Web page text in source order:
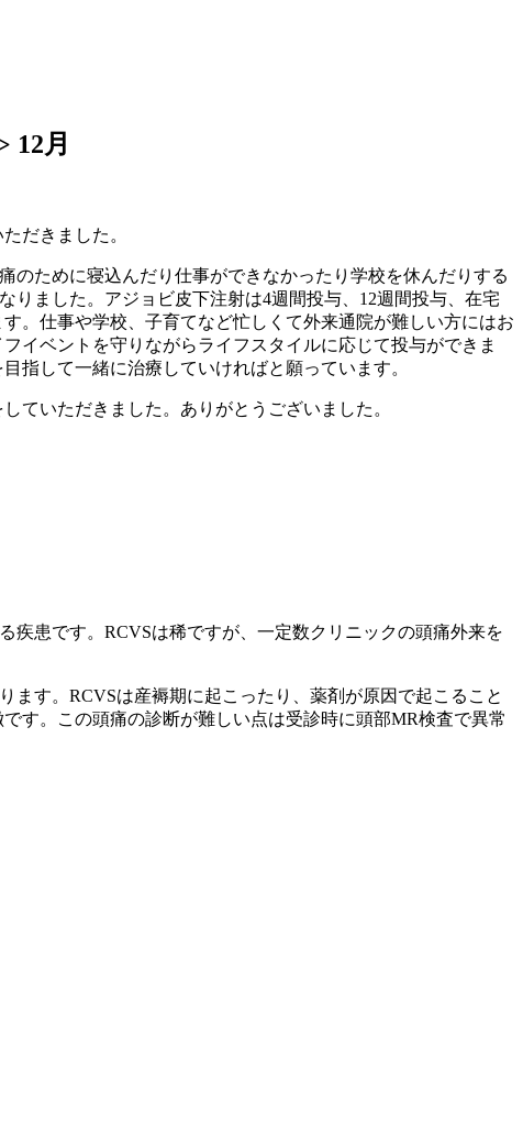
12月
だきました。
のために寝込んだり仕事ができなかったり学校を休んだりする
りました。アジョビ皮下注射は4週間投与、12週間投与、在宅
。仕事や学校、子育てなど忙しくて外来通院が難しい方にはお
イベントを守りながらライフスタイルに応じて投与ができま
指して一緒に治療していければと願っています。
ていただきました。ありがとうございました。
疾患です。RCVSは稀ですが、一定数クリニックの頭痛外来を
す。RCVSは産褥期に起こったり、薬剤が原因で起こること
す。この頭痛の診断が難しい点は受診時に頭部MR検査で異常